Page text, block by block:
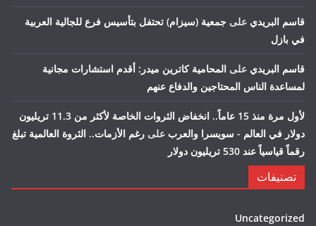
قاسم البريدي على جمعية (سيزام) تحتفل بتأسيس فرع للجالية العربية
في بازل
قاسم البريدي على المحامية كاترين ميدر: أقدم استشارات مجانية
لمساعدة الناس المحتاجين والدفاع عنهم
لأول مرة منذ 15 عاماً.. انخفاض الثروات الخاصة لأكثر من 11.3 تريليون
دولار في العالم - سويسرا والعرب على رغم الأزمات.. الثروة العالمية تبلغ
رقماً قياسياً عند 530 تريليون دولار
تصنيفات
Uncategorized